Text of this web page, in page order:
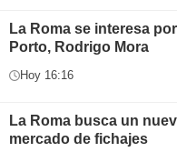
La Roma se interesa
Porto, Rodrigo Mora
Hoy 16:16
La Roma busca un
mercado de fichajes